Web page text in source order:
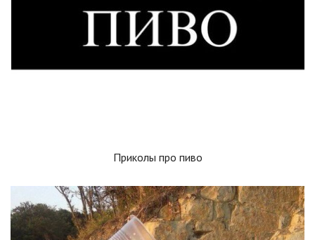
Приколы про пиво